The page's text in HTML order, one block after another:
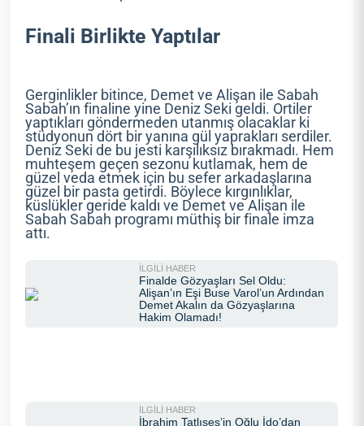
Finali Birlikte Yaptılar
Gerginlikler bitince, Demet ve Alişan ile Sabah
Sabah’ın finaline yine Deniz Seki geldi. Ortiler
yaptıkları göndermeden utanmış olacaklar ki
stüdyonun dört bir yanına gül yaprakları serdiler.
Deniz Seki de bu jesti karşılıksız bırakmadı. Hem
muhteşem geçen sezonu kutlamak, hem de
güzel veda etmek için bu sefer arkadaşlarına
güzel bir pasta getirdi. Böylece kırgınlıklar,
küslükler geride kaldı ve Demet ve Alişan ile
Sabah Sabah programı müthiş bir finale imza
attı.